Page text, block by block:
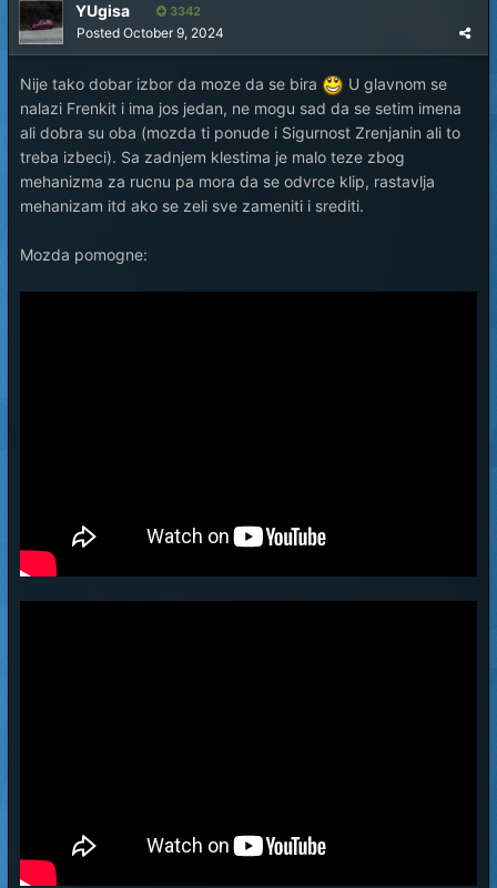
YUgisa 3342
Posted October 9, 2024
Nije tako dobar izbor da moze da se bira
U glavnom se
nalazi Frenkit i ima jos jedan, ne mogu sad da se setim imena
ali dobra su oba (mozda ti ponude i Sigurnost Zrenjanin ali to
treba izbeci). Sa zadnjem klestima je malo teze zbog
mehanizma za rucnu pa mora da se odvrce klip, rastavlja
mehanizam itd ako se zeli sve zameniti i srediti.
Mozda pomogne: